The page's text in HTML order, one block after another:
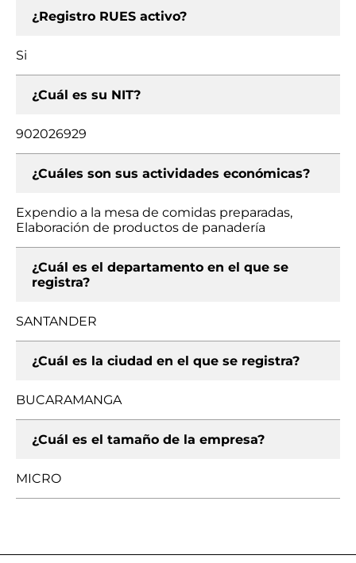
¿Registro RUES activo?
Si
¿Cuál es su NIT?
902026929
¿Cuáles son sus actividades económicas?
Expendio a la mesa de comidas preparadas,
Elaboración de productos de panadería
¿Cuál es el departamento en el que se
registra?
SANTANDER
¿Cuál es la ciudad en el que se registra?
BUCARAMANGA
¿Cuál es el tamaño de la empresa?
MICRO